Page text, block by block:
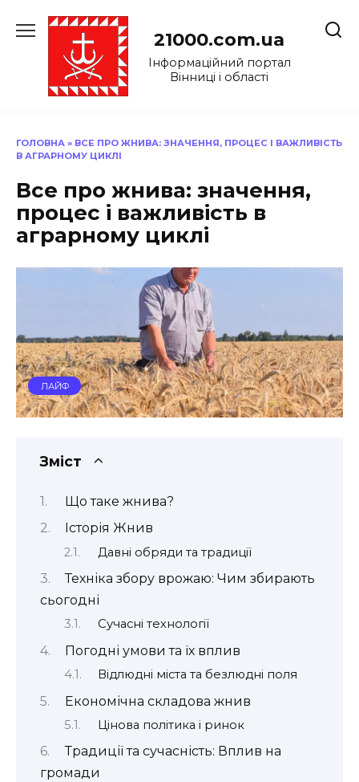
до
21000.com.ua
Інформаційний портал
Вінниці і області
ГОЛОВНА » ВСЕ ПРО ЖНИВА: ЗНАЧЕННЯ, ПРОЦЕС І ВАЖЛИВІСТЬ
В АГРАРНОМУ ЦИКЛІ
Все про жнива: значення,
процес і важливість в
аграрному циклі
ЛАЙФ
Зміст
Що таке жнива?
Історія Жнив
Давні обряди та традиції
Техніка збору врожаю: Чим збирають
сьогодні
Сучасні технології
Погодні умови та їх вплив
Відлюдні міста та безлюдні поля
Економічна складова жнив
Цінова політика і ринок
Традиції та сучасність: Вплив на
громади